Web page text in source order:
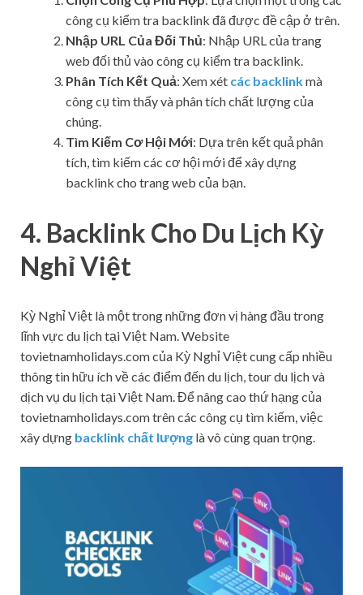
công cụ kiểm tra backlink đã được đề cập ở trên.
Nhập URL Của Đối Thủ: Nhập URL của trang
web đối thủ vào công cụ kiểm tra backlink.
Phân Tích Kết Quả: Xem xét các backlinkmà
công cụ tìm thấy và phân tích chất lượng của
chúng.
Tìm Kiếm Cơ Hội Mới: Dựa trên kết quả phân
tích, tìm kiếm các cơ hội mới để xây dựng
backlink cho trang web của bạn.
4. Backlink Cho Du Lịch Kỳ
Nghỉ Việt
Kỳ Nghỉ Việt là một trong những đơn vị hàng đầu trong
lĩnh vực du lịch tại Việt Nam. Website
tovietnamholidays.com của Kỳ Nghỉ Việt cung cấp nhiều
thông tin hữu ích về các điểm đến du lịch, tour du lịch và
dịch vụ du lịch tại Việt Nam. Để nâng cao thứ hạng của
tovietnamholidays.com trên các công cụ tìm kiếm, việc
xây dựng backlink chất lượng là vô cùng quan trọng.